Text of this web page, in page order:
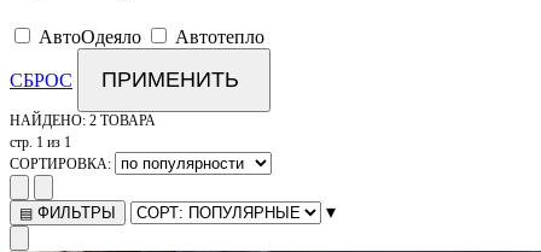
АвтоОдеяло Автотепло
СБРОС ПРИМЕНИТЬ
НАЙДЕНО: 2 ТОВАРА
стр. 1 из 1
СОРТИРОВКА:
▤ ФИЛЬТРЫ ▾